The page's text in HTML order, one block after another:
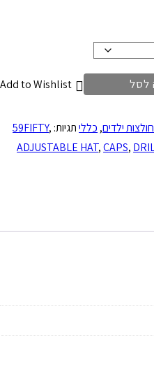
לסל Add to Wishlist
חולצות ילדים, כלליתגיות: 59FIFTY,
ADJUSTABLE HAT,CAPS,